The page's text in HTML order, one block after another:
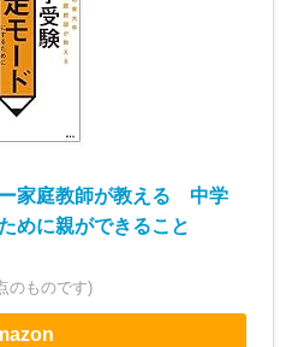
家庭教師が教える 中学
めに親ができること
のものです)